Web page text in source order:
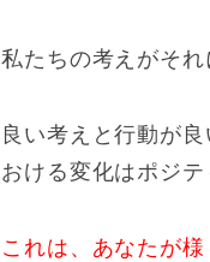
私たちの考えがそ
良い考えと行動が
おける変化はポジ
これは、あなたが